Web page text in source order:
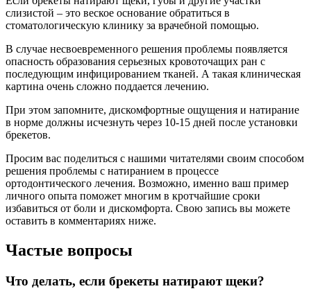
слизистой – это веское основание обратиться в
стоматологическую клинику за врачебной помощью.
В случае несвоевременного решения проблемы появляется
опасность образования серьезных кровоточащих ран с
последующим инфицированием тканей. А такая клиническая
картина очень сложно поддается лечению.
При этом запомните, дискомфортные ощущения и натирание
в норме должны исчезнуть через 10-15 дней после установки
брекетов.
Просим вас поделиться с нашими читателями своим способом
решения проблемы с натиранием в процессе
ортодонтического лечения. Возможно, именно ваш пример
личного опыта поможет многим в кротчайшие сроки
избавиться от боли и дискомфорта. Свою запись вы можете
оставить в комментариях ниже.
Частые вопросы
Что делать, если брекеты натирают щеки?